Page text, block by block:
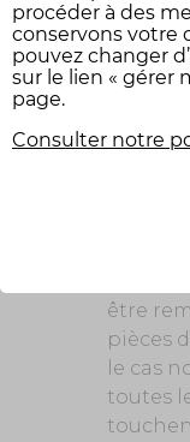
LES POINTS À
L’ON SE
DÉTACHÉES
pièces
être
pièces
le cas
toutes
procéder à des
conservons votre
pouvez changer
sur le lien « gérer
page.
Consulter notre